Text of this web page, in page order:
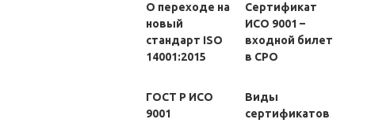
О переходе на
новый
стандарт ISO
14001:2015
Сертификат
ИСО 9001 –
входной билет
в СРО
ГОСТ Р ИСО
9001
Виды
сертификатов